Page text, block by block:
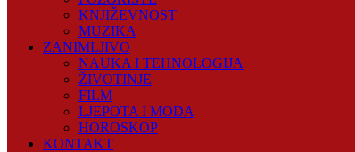
KNJIŽEVNOST
MUZIKA
ZANIMLJIVO
NAUKA I TEHNOLOGIJA
ŽIVOTINJE
FILM
LJEPOTA I MODA
HOROSKOP
KONTAKT